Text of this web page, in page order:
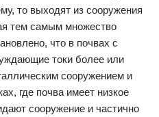
то выходят из сооружения
тем самым множество
что в почвах с
токи более или
сооружением и
где почва имеет низкое
сооружение и частично